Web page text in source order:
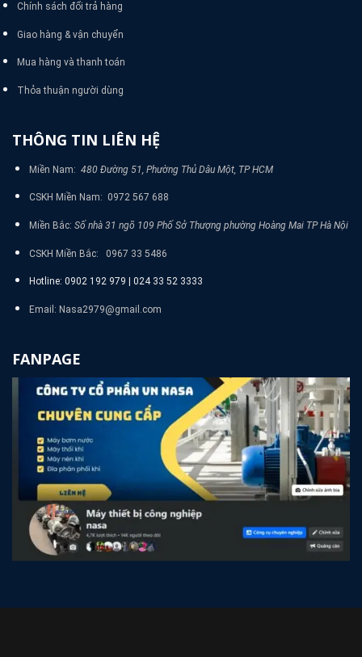
Chính sách đổi trả hàng
Giao hàng & vận chuyển
Mua hàng và thanh toán
Thỏa thuận người dùng
THÔNG TIN LIÊN HỆ
Miền Nam: 480 Đường 51, Phường Thủ Dâu Một, TP HCM
CSKH Miền Nam: 0972 567 688
Miền Bắc: Số nhà 31 ngõ 109 Phố Sở Thượng phường Hoàng Mai TP Hà Nội
CSKH Miền Bắc: 0967 33 5486
Hotline: 0902 192 979 | 024 33 52 3333
Email: Nasa2979@gmail.com
FANPAGE